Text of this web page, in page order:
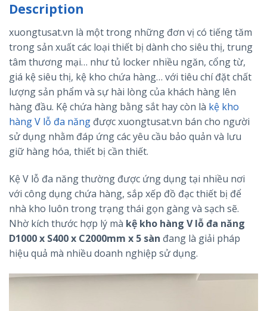
Description
xuongtusat.vn là một trong những đơn vị có tiếng tăm
trong sản xuất các loại thiết bị dành cho siêu thị, trung
tâm thương mại… như tủ locker nhiều ngăn, cổng từ,
giá kệ siêu thị, kệ kho chứa hàng… với tiêu chí đặt chất
lượng sản phẩm và sự hài lòng của khách hàng lên
hàng đầu. Kệ chứa hàng bằng sắt hay còn là kệ kho
hàng V lỗ đa năng được xuongtusat.vn bán cho người
sử dụng nhằm đáp ứng các yêu cầu bảo quản và lưu
giữ hàng hóa, thiết bị cần thiết.
Kệ V lỗ đa năng thường được ứng dụng tại nhiều nơi
với công dụng chứa hàng, sắp xếp đồ đạc thiết bị để
nhà kho luôn trong trạng thái gọn gàng và sạch sẽ.
Nhờ kích thước hợp lý mà kệ kho hàng V lỗ đa năng
D1000 x S400 x C2000mm x 5 sàn đang là giải pháp
hiệu quả mà nhiều doanh nghiệp sử dụng.